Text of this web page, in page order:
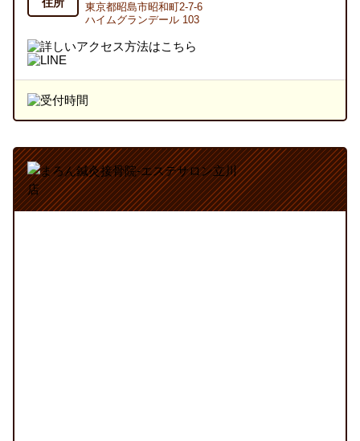
東京都昭島市昭和町2-7-6
ハイムグランデール 103